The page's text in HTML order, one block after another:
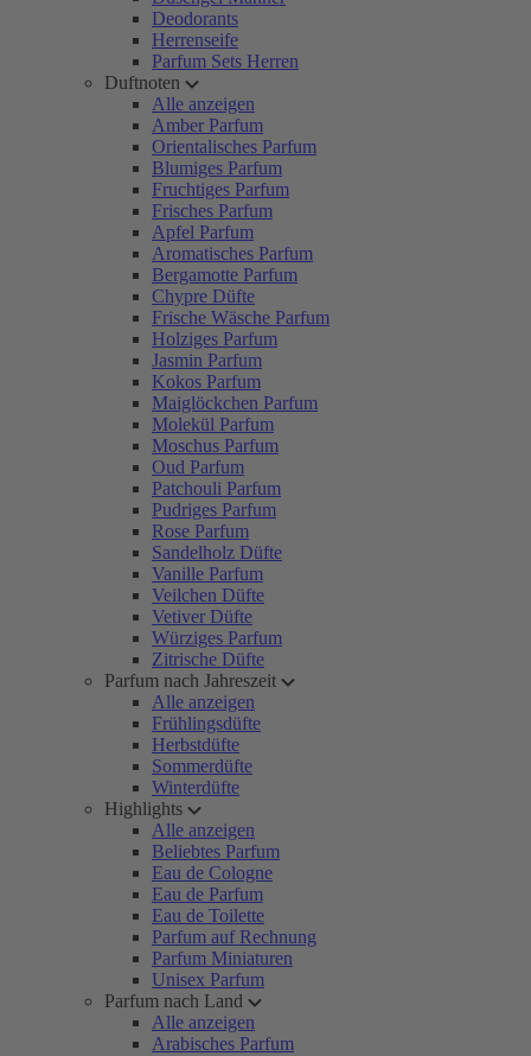
Deodorants
Herrenseife
Parfum Sets Herren
Duftnoten
Alle anzeigen
Amber Parfum
Orientalisches Parfum
Blumiges Parfum
Fruchtiges Parfum
Frisches Parfum
Apfel Parfum
Aromatisches Parfum
Bergamotte Parfum
Chypre Düfte
Frische Wäsche Parfum
Holziges Parfum
Jasmin Parfum
Kokos Parfum
Maiglöckchen Parfum
Molekül Parfum
Moschus Parfum
Oud Parfum
Patchouli Parfum
Pudriges Parfum
Rose Parfum
Sandelholz Düfte
Vanille Parfum
Veilchen Düfte
Vetiver Düfte
Würziges Parfum
Zitrische Düfte
Parfum nach Jahreszeit
Alle anzeigen
Frühlingsdüfte
Herbstdüfte
Sommerdüfte
Winterdüfte
Highlights
Alle anzeigen
Beliebtes Parfum
Eau de Cologne
Eau de Parfum
Eau de Toilette
Parfum auf Rechnung
Parfum Miniaturen
Unisex Parfum
Parfum nach Land
Alle anzeigen
Arabisches Parfum